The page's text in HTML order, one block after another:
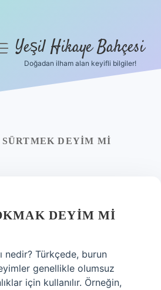
Yeşil Hikaye Bahçesi
Doğadan ilham alan keyifli bilgiler!
SÜRTMEK DEYIM MI
DEYIM MI
nedir? Türkçede, burun
genellikle olumsuz
için kullanılır. Örneğin,